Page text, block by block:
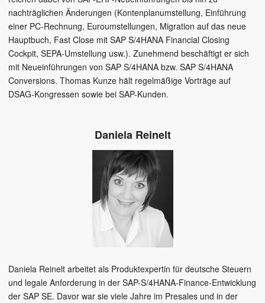
nachträglichen Änderungen (Kontenplanumstellung, Einführung
einer PC-Rechnung, Euroumstellungen, Migration auf das neue
Hauptbuch, Fast Close mit SAP S/4HANA Financial Closing
Cockpit, SEPA-Umstellung usw.). Zunehmend beschäftigt er sich
mit Neueinführungen von SAP S/4HANA bzw. SAP S/4HANA
Conversions. Thomas Kunze hält regelmäßige Vorträge auf
DSAG-Kongressen sowie bei SAP-Kunden.
Daniela Reinelt
Daniela Reinelt arbeitet als Produktexpertin für deutsche Steuern
und legale Anforderung in der SAP-S/4HANA-Finance-Entwicklung
der SAP SE. Davor war sie viele Jahre im Presales und in der